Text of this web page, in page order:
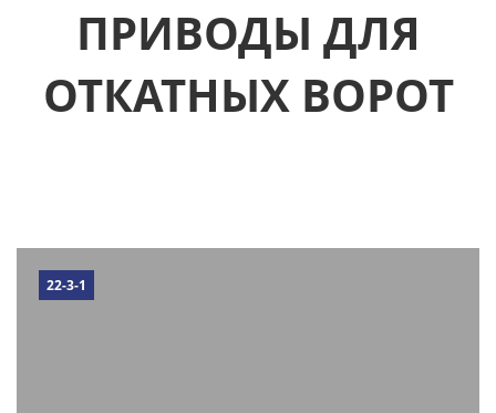
ПРИВОДЫ ДЛЯ
ОТКАТНЫХ ВОРОТ
22-3-1